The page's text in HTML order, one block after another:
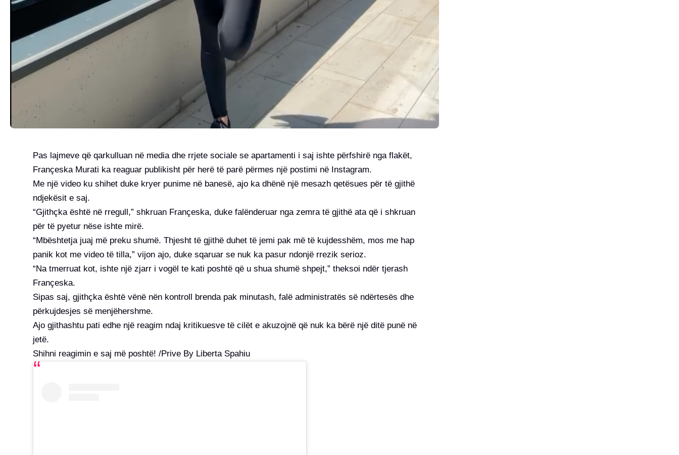
Pas lajmeve që qarkulluan në media dhe rrjete sociale se apartamenti i saj ishte përfshirë nga flakët,
Françeska Murati ka reaguar publikisht për herë të parë përmes një postimi në Instagram.
Me një video ku shihet duke kryer punime në banesë, ajo ka dhënë një mesazh qetësues për të gjithë
ndjekësit e saj.
“Gjithçka është në rregull,” shkruan Françeska, duke falënderuar nga zemra të gjithë ata që i shkruan
për të pyetur nëse ishte mirë.
“Mbështetja juaj më preku shumë. Thjesht të gjithë duhet të jemi pak më të kujdesshëm, mos me hap
panik kot me video të tilla,” vijon ajo, duke sqaruar se nuk ka pasur ndonjë rrezik serioz.
“Na tmerruat kot, ishte një zjarr i vogël te kati poshtë që u shua shumë shpejt,” theksoi ndër tjerash
Françeska.
Sipas saj, gjithçka është vënë nën kontroll brenda pak minutash, falë administratës së ndërtesës dhe
përkujdesjes së menjëhershme.
Ajo gjithashtu pati edhe një reagim ndaj kritikuesve të cilët e akuzojnë që nuk ka bërë një ditë punë në
jetë.
Shihni reagimin e saj më poshtë! /Prive By Liberta Spahiu